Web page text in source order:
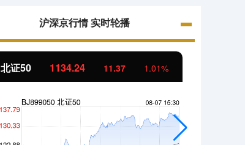
沪深京行情 实时轮播
北证50 1134.24 11.37 1.01%